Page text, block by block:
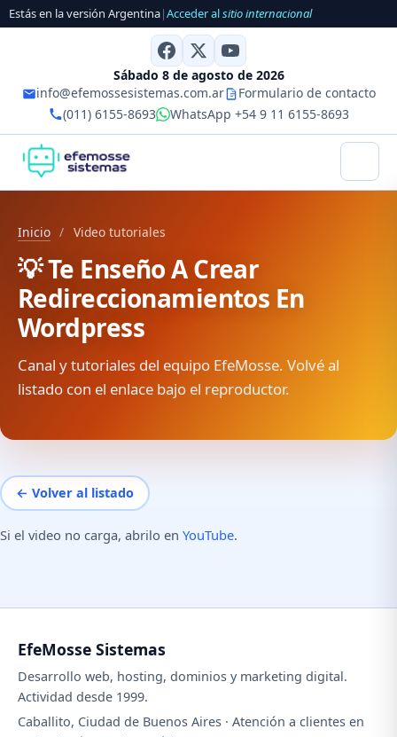
Estás en la versión Argentina|Acceder alsitio internacional
Sábado 8 de agosto de 2026
info@efemossesistemas.com.ar
Formulario de contacto
(011) 6155-8693
WhatsApp +54 9 11 6155-8693
Inicio / Video tutoriales
💡 Te Enseño A Crear
Redireccionamientos En
Wordpress
Canal y tutoriales del equipo EfeMosse. Volvé al
listado con el enlace bajo el reproductor.
← Volver al listado
Si el video no carga, abrilo en YouTube.
EfeMosse Sistemas
Desarrollo web, hosting, dominios y marketing digital.
Actividad desde 1999.
Caballito, Ciudad de Buenos Aires · Atención a clientes en